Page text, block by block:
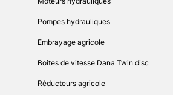
Pompes hydrauliques
Embrayage agricole
Boites de vitesse Dana Twin disc
Réducteurs agricole